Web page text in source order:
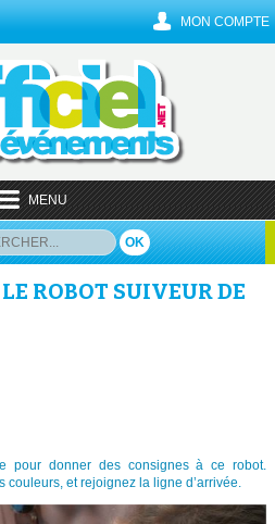
MON COMPTE
MENU
OK
ROBOT SUIVEUR DE
pour donner des consignes à ce robot.
couleurs, et rejoignez la ligne d’arrivée.